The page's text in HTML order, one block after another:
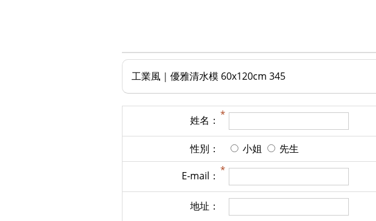
工業風｜優雅清水模 60x120cm 345
姓名：
性別： 小姐 先生
E-mail：
地址：